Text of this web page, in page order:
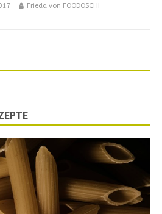
Frieda von FOODOSCHI